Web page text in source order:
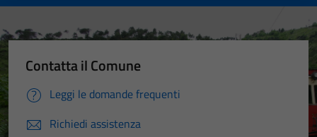
Contatta il Comune
Leggi le domande frequenti
Richiedi assistenza